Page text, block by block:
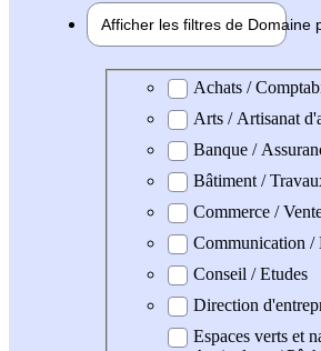
Afficher les filtres de Domaine
Domaine professionel
Achats /
Arts / Artisanat
Banque /
Bâtiment /
Commerce /
Communication /
Conseil / Etudes
Direction
Espaces verts et